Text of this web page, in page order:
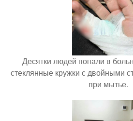
Десятки людей попали в
стеклянные кружки с двойными
при мытье.